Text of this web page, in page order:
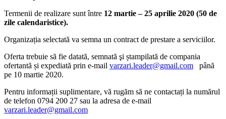
Termenii de realizare sunt între 12 martie – 25 aprilie 2020 (50 de
zile calendaristice).
Organizația selectată va semna un contract de prestare a serviciilor.
Oferta trebuie să fie datată, semnată şi ștampilată de compania
ofertantă și expediată prin e-mail varzari.leader@gmail.com până
pe 10 martie 2020.
Pentru informații suplimentare, vă rugăm să ne contactați la numărul
de telefon 0794 200 27 sau la adresa de e-mail
varzari.leader@gmail.com